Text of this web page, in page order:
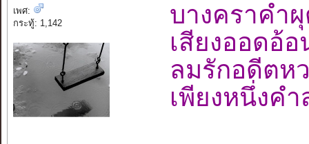
เพศ:
กระทู้: 1,142
บางคราค
เสียงออดอ้
ลมรักอดีต
เพียงหนึ่งค